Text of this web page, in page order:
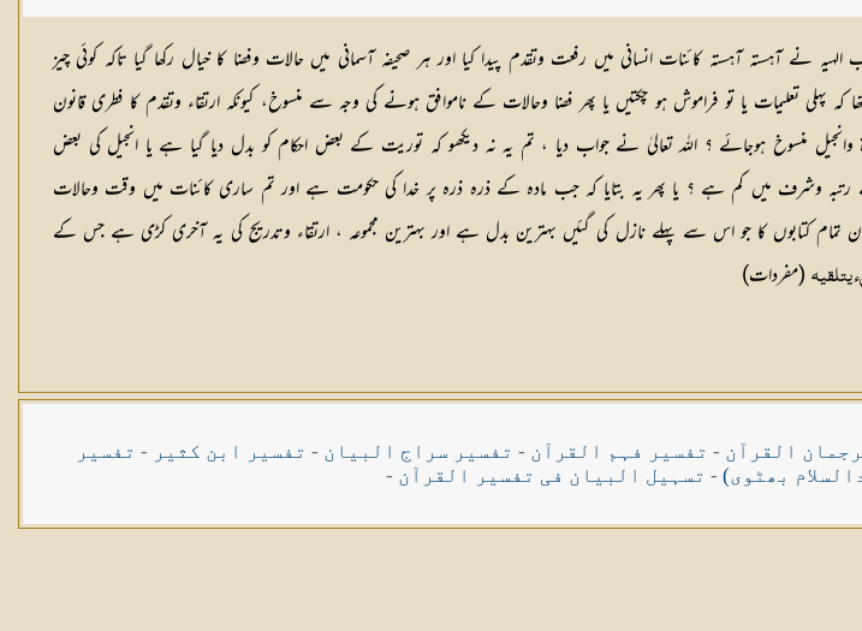
نے آہستہ آہستہ کائنات انسانی میں رفعت وتقدم پیدا کیا اور ہر صحیفہ آسمانی میں حالات وفضا کا خیال رکھا گیا تاکہ کوئی چیز
تعلیمات یا تو فراموش ہو چکتیں یا پھر فضا وحالات کے ناموافق ہونے کی وجہ سے منسوخ، کیونکہ ارتقاء وتقدم کا فطری قانون
منسوخ ہوجائے ؟ اللہ تعالیٰ نے جواب دیا ، تم یہ نہ دیکھو کہ توریت کے بعض احکام کو بدل دیا گیا ہے یا انجیل کی بعض
وشرف میں کم ہے ؟ یا پھر یہ بتایا کہ جب مادہ کے ذرہ ذرہ پر خدا کی حکومت ہے اور تم ساری کائنات میں وقت وحالات
ان تمام کتابوں کا جو اس سے پہلے نازل کی گئیں بہترین بدل ہے اور بہترین مجموعہ ، ارتقاء وتدریج کی یہ آخری کڑی ہے جس کے
یتلقیہ (مفردات)
القرآن - تفسیر فہم القرآن - تفسیر سراج البیان - تفسیر ابن کثیر - تفسیر
بھٹوی) - تسہیل البیان فی تفسیر القرآن -